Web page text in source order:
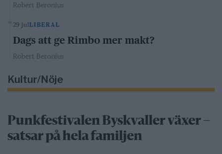
Robert Beronius
29 julLIBERAL
Dags att ge Rimbo mer makt?
Robert Beronius
Kultur/Nöje
Punkfestivalen Byskvaller växer –
satsar på hela familjen